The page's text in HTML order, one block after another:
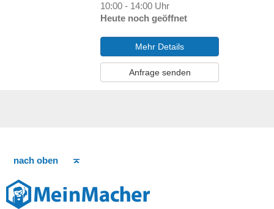
10:00 - 14:00 Uhr
Heute noch geöffnet
Mehr Details
Anfrage senden
nach oben